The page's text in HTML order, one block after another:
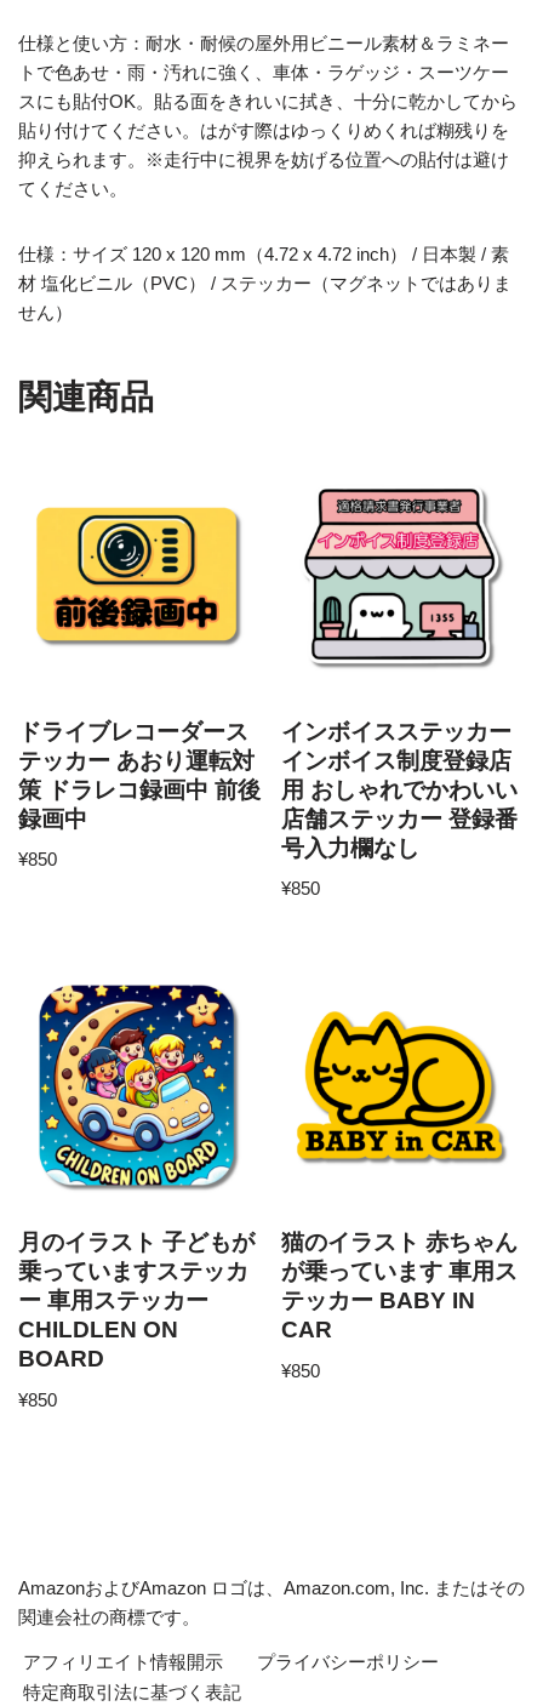
仕様と使い方：耐水・耐候の屋外用ビニール素材＆ラミネー
トで色あせ・雨・汚れに強く、車体・ラゲッジ・スーツケー
スにも貼付OK。貼る面をきれいに拭き、十分に乾かしてから
貼り付けてください。はがす際はゆっくりめくれば糊残りを
抑えられます。※走行中に視界を妨げる位置への貼付は避け
てください。
仕様：サイズ 120 x 120 mm（4.72 x 4.72 inch） / 日本製 / 素
材 塩化ビニル（PVC） / ステッカー（マグネットではありま
せん）
関連商品
ドライブレコーダース
テッカー あおり運転対
策 ドラレコ録画中 前後
録画中
¥850
インボイスステッカー
インボイス制度登録店
用 おしゃれでかわいい
店舗ステッカー 登録番
号入力欄なし
¥850
月のイラスト 子どもが
乗っていますステッカ
ー 車用ステッカー
CHILDLEN ON
BOARD
¥850
猫のイラスト 赤ちゃん
が乗っています 車用ス
テッカー BABY IN
CAR
¥850
AmazonおよびAmazon ロゴは、Amazon.com, Inc. またはその
関連会社の商標です。
アフィリエイト情報開示
プライバシーポリシー
特定商取引法に基づく表記